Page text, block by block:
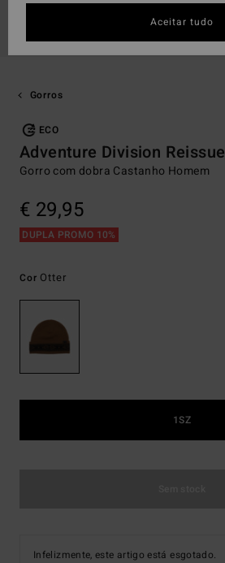
Gorros
ECO
Adventure Division Reissue
Gorro com dobra Castanho Homem
€ 29,95
DUPLA PROMO 10%
Cor Otter
1SZ
Infelizmente, este artigo está esgotado.
Aceitar tudo